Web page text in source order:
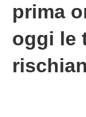
prima
oggi le